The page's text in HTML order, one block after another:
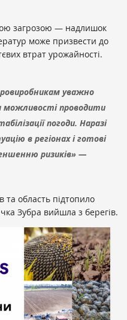
загрозою — надлишок
може призвести до
втрат урожайності.
уважно
можливості проводити
погоди. Наразі
в регіонах і готові
ризиків» —
та область підтопило
Зубра вийшла з берегів.